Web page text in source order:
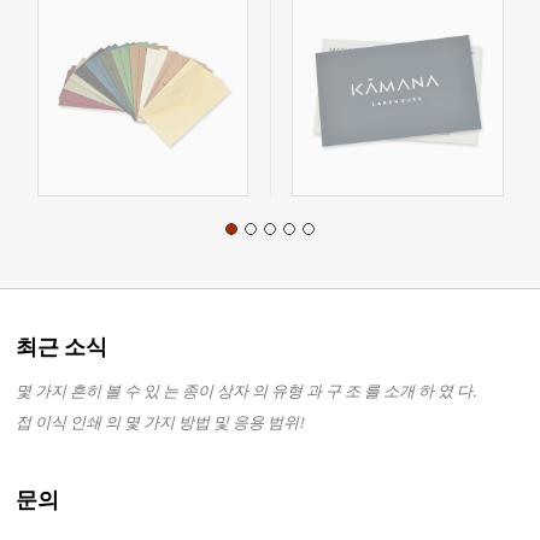
최근 소식
몇 가지 흔히 볼 수 있 는 종이 상자 의 유형 과 구 조 를 소개 하 였 다.
접 이식 인쇄 의 몇 가지 방법 및 응용 범위!
문의